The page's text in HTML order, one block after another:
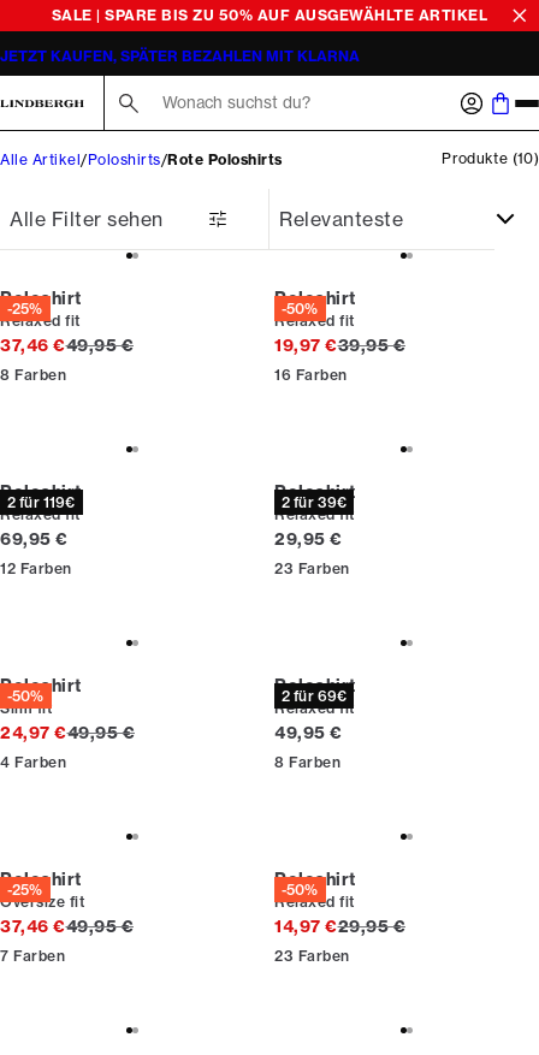
SALE | SPARE BIS ZU 50% AUF AUSGEWÄHLTE ARTIKEL
JETZT KAUFEN, SPÄTER BEZAHLEN MIT KLARNA
Alle Artikel Poloshirts Rote Poloshirts Produkte (10)
Alle Filter sehen
-25%
Poloshirt
Relaxed fit
37,46 €Ursprünglicher Preis
49,95 €
8 Farben
-50%
Poloshirt
Relaxed fit
19,97 €Ursprünglicher Preis
39,95 €
16 Farben
2 für 119€
Poloshirt
Relaxed fit
Preis
69,95 €
12 Farben
2 für 39€
Poloshirt
Relaxed fit
Preis
29,95 €
23 Farben
-50%
Poloshirt
Slim fit
24,97 €Ursprünglicher Preis
49,95 €
4 Farben
2 für 69€
Poloshirt
Relaxed fit
Preis
49,95 €
8 Farben
-25%
Poloshirt
Oversize fit
37,46 €Ursprünglicher Preis
49,95 €
7 Farben
-50%
Poloshirt
Relaxed fit
14,97 €Ursprünglicher Preis
29,95 €
23 Farben